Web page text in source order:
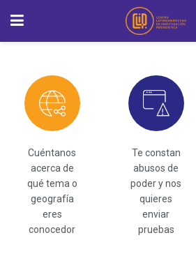
Cuéntanos
acerca de
qué tema o
geografía
eres
conocedor
Te constan
abusos de
poder y nos
quieres
enviar
pruebas